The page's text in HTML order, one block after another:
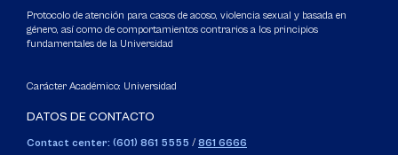
Protocolo de atención para casos de acoso, violencia sexual y basada en
género, así como de comportamientos contrarios a los principios
fundamentales de la Universidad
Carácter Académico: Universidad
DATOS DE CONTACTO
Contact center: (601) 861 5555 / 861 6666